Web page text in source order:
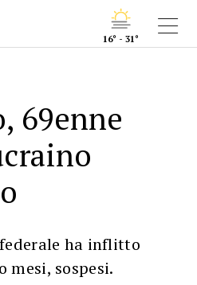
16° - 31°
69enne
ha inflitto
sospesi.